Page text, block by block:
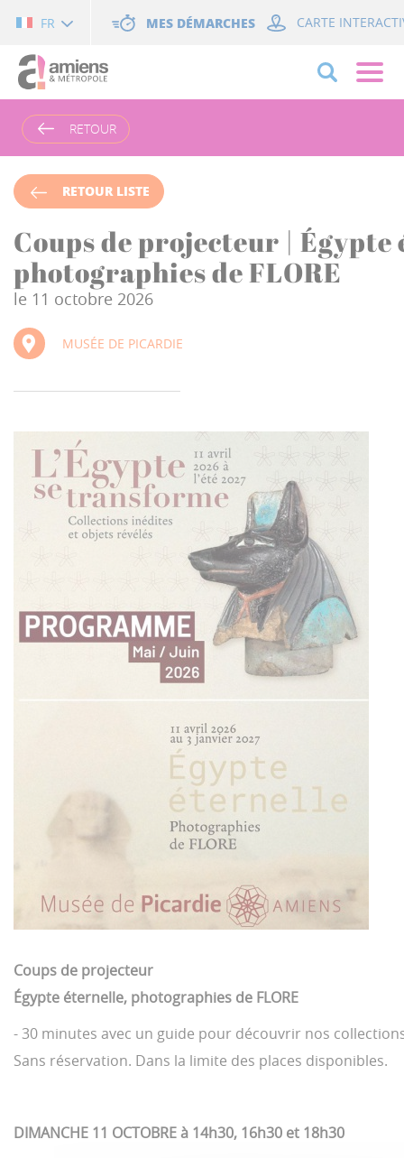
FR MES DÉMARCHES CARTE
RETOUR
RETOUR LISTE
Coups de projecteur |
photographies de FLORE
le 11 octobre 2026
MUSÉE DE PICARDIE
Coups de projecteur
Égypte éternelle, photographies de FLORE
- 30 minutes avec un guide pour découvrir nos
Sans réservation. Dans la limite des places disponibles.
DIMANCHE 11 OCTOBRE à 14h30, 16h30 et 18h30